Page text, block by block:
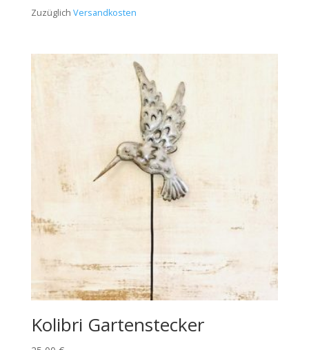
Zuzüglich Versandkosten
Kolibri Gartenstecker